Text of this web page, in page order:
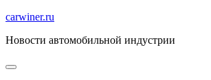
Перейти
содержимому
carwiner.ru
Новости автомобильной индустрии